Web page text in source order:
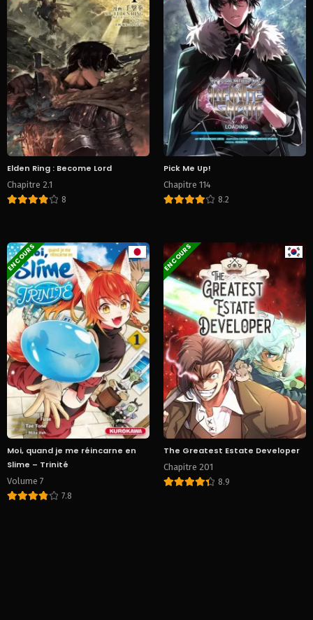
Elden Ring : Become Lord
Chapitre 2.1
8
Pick Me Up!
Chapitre 114
8.2
EN COURS
Moi, quand je me réincarne en
Slime – Trinité
Volume 7
7.8
EN COURS
The Greatest Estate Developer
Chapitre 201
8.9